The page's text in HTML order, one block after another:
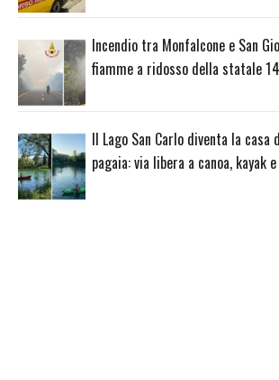
Incendio tra Monfalcone e San
fiamme a ridosso della statale 14
Il Lago San Carlo diventa la
pagaia: via libera a canoa, kayak e